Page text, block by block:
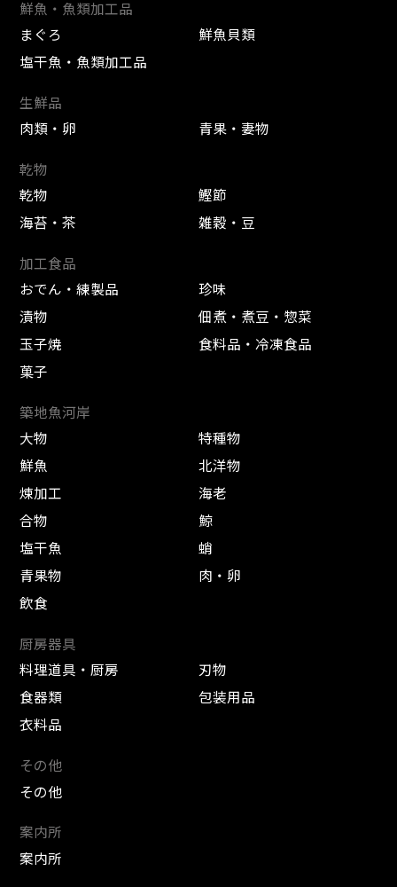
鮮魚・魚類加工品
まぐろ
鮮魚貝類
塩干魚・魚類加工品
生鮮品
肉類・卵
青果・妻物
乾物
乾物
鰹節
海苔・茶
雑穀・豆
加工食品
おでん・練製品
珍味
漬物
佃煮・煮豆・惣菜
玉子焼
食料品・冷凍食品
菓子
築地魚河岸
大物
特種物
鮮魚
北洋物
煉加工
海老
合物
鯨
塩干魚
蛸
青果物
肉・卵
飲食
厨房器具
料理道具・厨房
刃物
食器類
包装用品
衣料品
その他
その他
案内所
案内所